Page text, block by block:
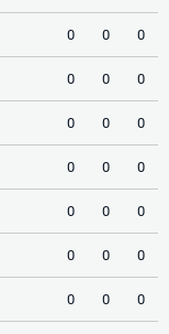
0 0 0
0 0 0
0 0 0
0 0 0
0 0 0
0 0 0
0 0 0